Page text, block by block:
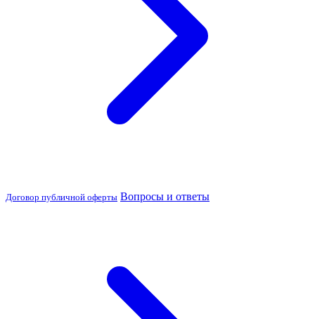
Договор публичной оферты Вопросы и ответы